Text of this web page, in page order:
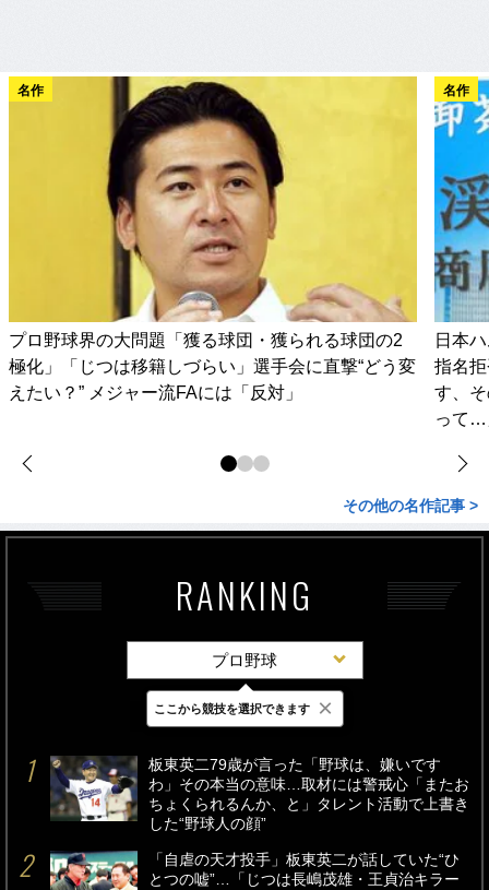
名作
プロ野球界の大問題「獲る球団・獲られる球団の2
極化」「じつは移籍しづらい」選手会に直撃“どう変
えたい？” メジャー流FAには「反対」
名作
日本
指名
す、
って…
その他の名作記事 >
RANKING
プロ野球
最新 24時間 週間
板東英二79歳が言った「野球は、嫌いです
わ」その本当の意味…取材には警戒心「またお
ちょくられるんか、と」タレント活動で上書き
した“野球人の顔”
「自虐の天才投手」板東英二が話していた“ひ
とつの嘘”…「じつは長嶋茂雄・王貞治キラー
ここから競技を選択できます ×